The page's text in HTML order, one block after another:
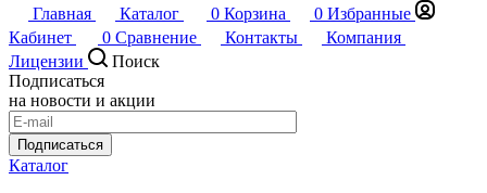
Номинальное давление (PN): 16
Максимальная температура рабочей среды, С°: 110
Номинальный диаметр резьбы: G½"
Монтаж: Любое положение
Материал уплотнения: Полимер [PTFE]
Главная
Каталог 0 Корзина 0 Избранные
Кабинет
0 Сравнение Контакты
Компания
Лицензии
Поиск
Подписаться
на новости и акции
Подписаться
Каталог